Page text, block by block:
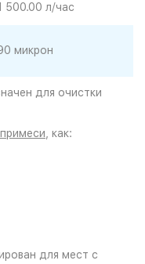
500.00 л/час
микрон
для очистки
, как:
для мест с